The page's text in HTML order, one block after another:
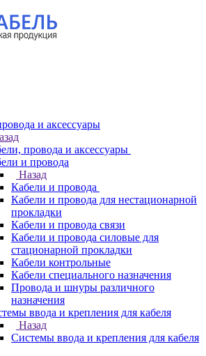
и аксессуары
провода и аксессуары
и провода
Назад
Кабели и провода
Кабели и провода для нестационарной
прокладки
Кабели и провода связи
Кабели и провода силовые для
стационарной прокладки
Кабели контрольные
Кабели специального назначения
Провода и шнуры различного
назначения
ввода и крепления для кабеля
Назад
Системы ввода и крепления для кабеля